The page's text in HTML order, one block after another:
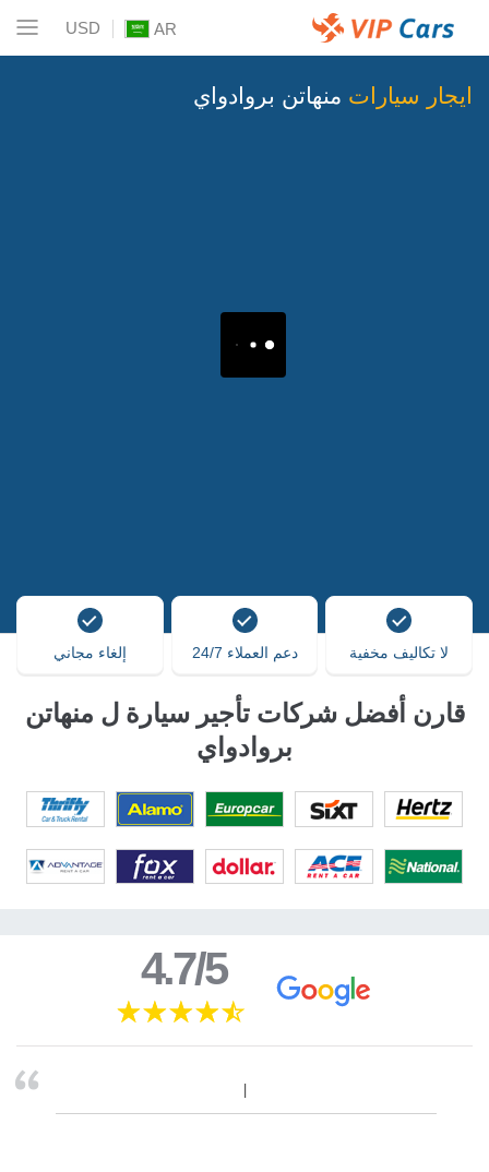
AR
USD
ايجار سيارات منهاتن بروادواي
لا تكاليف مخفية دعم العملاء 24/7 إلغاء مجاني
قارن أفضل شركات تأجير سيارة ل منهاتن
بروادواي
4.7/5